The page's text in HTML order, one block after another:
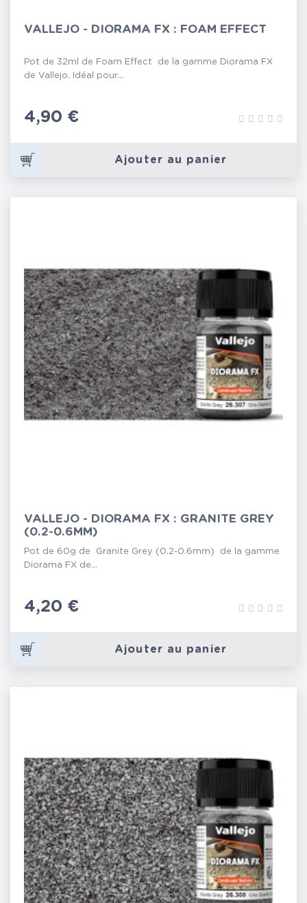
VALLEJO - DIORAMA FX : FOAM EFFECT
Pot de 32ml de Foam Effect de la gamme Diorama FX
de Vallejo. Idéal pour...
Prix
4,90 €
Ajouter au panier
VALLEJO - DIORAMA FX : GRANITE GREY
(0.2-0.6MM)
Pot de 60g de Granite Grey (0.2-0.6mm) de la gamme
Diorama FX de...
Prix
4,20 €
Ajouter au panier